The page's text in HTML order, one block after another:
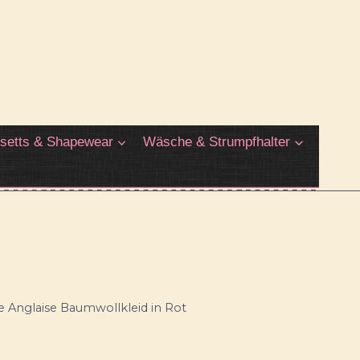
& Shapewear Wäsche & Strumpfhalter
Anglaise Baumwollkleid in Rot